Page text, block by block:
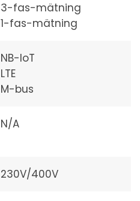
3-fas-mätning
1-fas-mätning
NB-IoT
LTE
M-bus
N/A
230V/400V